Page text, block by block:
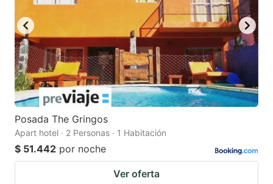
Posada The Gringos
Apart hotel · 2 Personas · 1 Habitación
$ 51.442 por noche
Ver oferta